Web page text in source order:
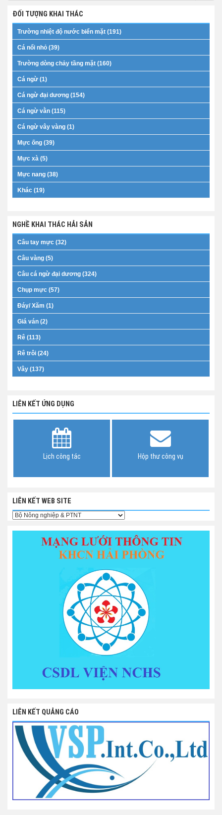
ĐỐI TƯỢNG KHAI THÁC
Trường nhiệt độ nước biển mặt (191)
Cá nổi nhỏ (39)
Trường dòng chảy tầng mặt (160)
Cá ngừ (1)
Cá ngừ đại dương (154)
Cá ngừ vằn (115)
Cá ngừ vây vàng (1)
Mực ống (39)
Mực xà (5)
Mực nang (38)
Khác (19)
NGHỀ KHAI THÁC HẢI SẢN
Câu tay mực (32)
Câu vàng (5)
Câu cá ngừ đại dương (324)
Chụp mực (57)
Đáy/ Xăm (1)
Giá ván (2)
Rê (113)
Rê trôi (24)
Vây (137)
LIÊN KẾT ỨNG DỤNG
Lịch công tác Hộp thư công vụ
LIÊN KẾT WEB SITE
LIÊN KẾT QUẢNG CÁO